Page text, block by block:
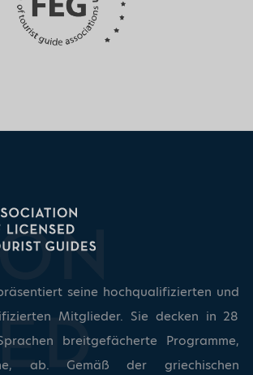
seine hochqualifizierten und
Mitglieder. Sie decken in 28
breitgefächerte Programme,
ab. Gemäß der griechischen